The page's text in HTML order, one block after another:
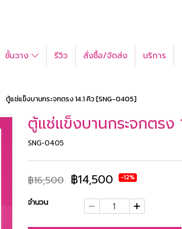
ชั้นวาง รีวิว สั่งซื้อ/จัดส่ง บริการ
ตู้แช่แข็งบานกระจกตรง 14.1 คิว [SNG-0405]
ตู้แช่แข็งบานกระจกตรง
SNG-0405
฿16,500 ฿14,500 -12%
จำนวน